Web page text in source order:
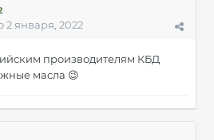
2 января, 2022
производителям КБД
масла 😉